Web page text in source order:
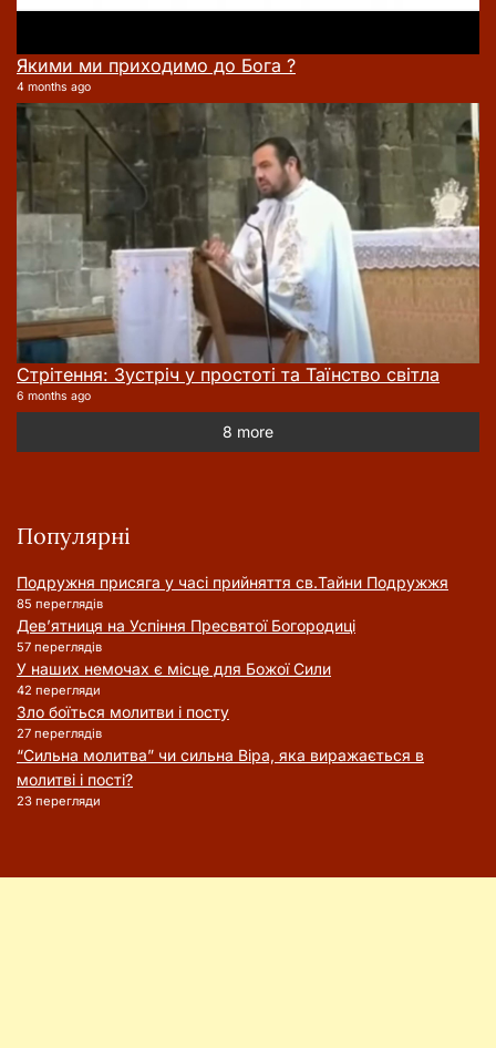
Якими ми приходимо до Бога ?
4 months ago
Стрітення: Зустріч у простоті та Таїнство світла
6 months ago
8 more
Популярні
Подружня присягa у часі прийняття cв.Тайни Подружжя
85 переглядів
Дев’ятниця на Успіння Пресвятої Богородиці
57 переглядів
У наших немочах є місце для Божої Сили
42 перегляди
Зло боїться молитви і посту
27 переглядів
“Сильна молитва” чи сильна Віра, яка виражається в
молитві і пості?
23 перегляди